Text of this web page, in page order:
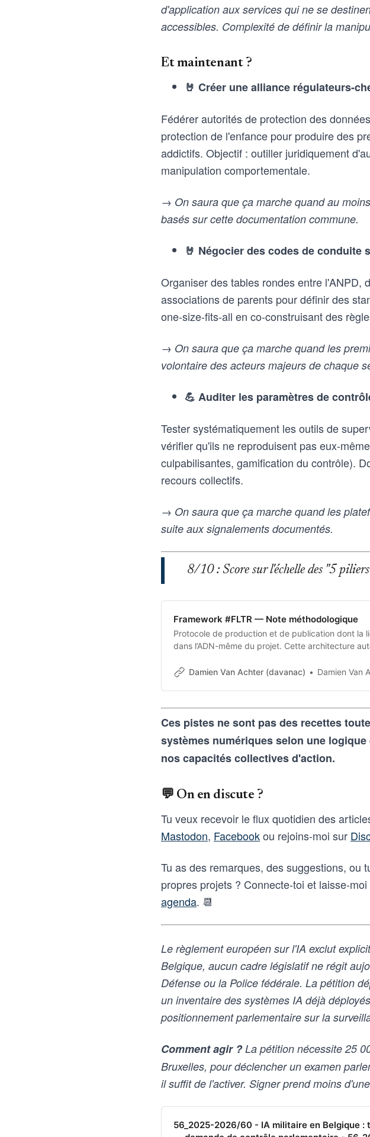
d'application aux services qui ne se
accessibles. Complexité de définir la
Et maintenant ?
🤘 Créer une alliance régulateurs-
Fédérer autorités de protection des
protection de l'enfance pour produire des
addictifs. Objectif : outiller juridiquement
manipulation comportementale.
→ On saura que ça marche quand au
basés sur cette documentation commune.
🤘 Négocier des codes de
Organiser des tables rondes entre l'ANPD,
associations de parents pour définir des
one-size-fits-all en co-construisant des
→ On saura que ça marche quand les
volontaire des acteurs majeurs de chaque
💪 Auditer les paramètres de
Tester systématiquement les outils de
vérifier qu'ils ne reproduisent pas eux-
culpabilisantes, gamification du contrôle).
recours collectifs.
→ On saura que ça marche quand les
suite aux signalements documentés.
8/10 : Score sur l'échelle des "5
Framework #FLTR — Note méthodologique
Protocole de production et de publication dont la
dans l’ADN-même du projet. Cette architecture
aux outils d’intelligence artificielle qu’aux humains
Damien Van Achter (davanac) Damien Van
Ces pistes ne sont pas des recettes
systèmes numériques selon une
nos capacités collectives d'action.
💬 On en discute ?
Tu veux recevoir le flux quotidien des
Mastodon, Facebookou rejoins-moi sur
Tu as des remarques, des suggestions, ou
propres projets ? Connecte-toi et laisse-
agenda. 📆
Le règlement européen sur l'IA exclut
Belgique, aucun cadre législatif ne régit
Défense ou la Police fédérale. La pétition
un inventaire des systèmes IA déjà
positionnement parlementaire sur la
Comment agir ?La pétition nécessite 25
Bruxelles, pour déclencher un examen
il suffit de l'activer. Signer prend moins
56_2025-2026/60 - IA militaire en Belgique :